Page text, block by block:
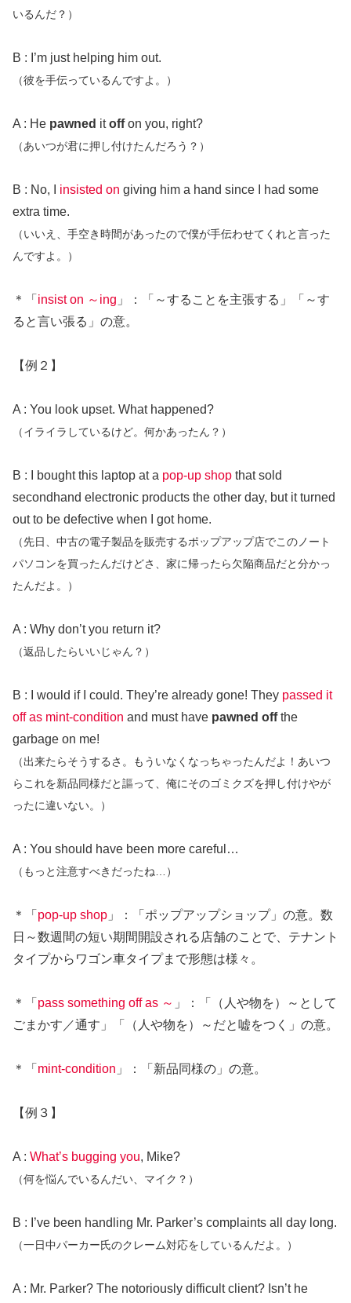
いるんだ？）
B : I’m just helping him out.
（彼を手伝っているんですよ。）
A : He pawned itoffon you, right?
（あいつが君に押し付けたんだろう？）
B : No, I insisted on giving him a hand since I had some
extra time.
（いいえ、手空き時間があったので僕が手伝わせてくれと言った
んですよ。）
＊「 insist on ～ing 」：「～することを主張する」「～す
ると言い張る」の意。
【例２】
A : You look upset. What happened?
（イライラしているけど。何かあったん？）
B : I bought this laptop at a pop-up shop that sold
secondhand electronic products the other day, but it turned
out to be defective when I got home.
（先日、中古の電子製品を販売するポップアップ店でこのノート
パソコンを買ったんだけどさ、家に帰ったら欠陥商品だと分かっ
たんだよ。）
A : Why don’t you return it?
（返品したらいいじゃん？）
B : I would if I could. They’re already gone! They passed it
off as mint-condition and must have pawned offthe
garbage on me!
（出来たらそうするさ。もういなくなっちゃったんだよ！あいつ
らこれを新品同様だと謳って、俺にそのゴミクズを押し付けやが
ったに違いない。）
A : You should have been more careful…
（もっと注意すべきだったね…）
＊「 pop-up shop 」：「ポップアップショップ」の意。数
日～数週間の短い期間開設される店舗のことで、テナント
タイプからワゴン車タイプまで形態は様々。
＊「 pass something off as ～ 」：「（人や物を）～として
ごまかす／通す」「（人や物を）～だと嘘をつく」の意。
＊「 mint-condition 」：「新品同様の」の意。
【例３】
A : What’s bugging you, Mike?
（何を悩んでいるんだい、マイク？）
B : I’ve been handling Mr. Parker’s complaints all day long.
（一日中パーカー氏のクレーム対応をしているんだよ。）
A : Mr. Parker? The notoriously difficult client? Isn’t he